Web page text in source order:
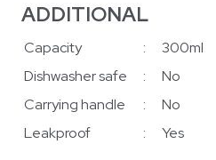
ADDITIONAL
Capacity :
300ml
Dishwasher safe
:
No
Carrying handle
:
No
Leakproof
: Yes